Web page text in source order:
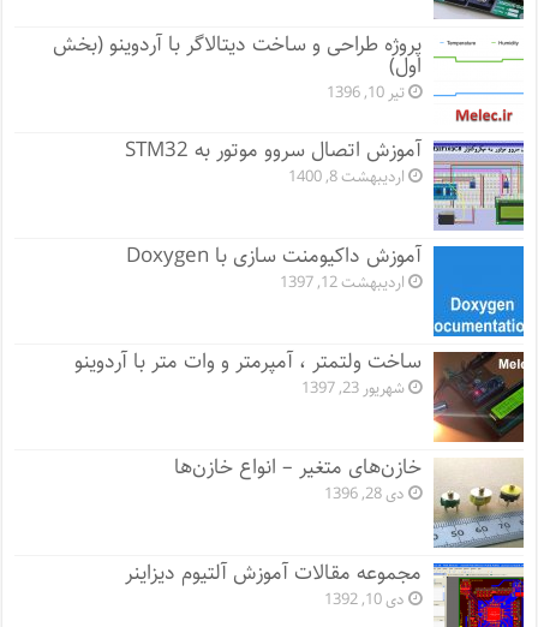
پروژه طراحی و ساخت دیتالاگر با آردوینو (بخش
اول)
تیر 10, 1396
آموزش اتصال سروو موتور به STM32
اردیبهشت 8, 1400
آموزش داکیومنت سازی با Doxygen
اردیبهشت 12, 1397
ساخت ولتمتر ، آمپرمتر و وات متر با آردوینو
شهریور 23, 1397
خازن‌های متغیر – انواع خازن‌ها
دی 28, 1396
مجموعه مقالات آموزش آلتیوم دیزاینر
دی 10, 1392